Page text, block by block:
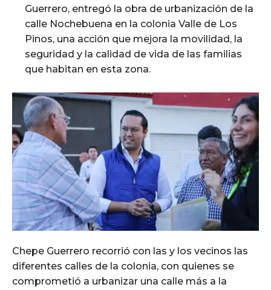
Guerrero, entregó la obra de urbanización de la
calle Nochebuena en la colonia Valle de Los
Pinos, una acción que mejora la movilidad, la
seguridad y la calidad de vida de las familias
que habitan en esta zona.
Chepe Guerrero recorrió con las y los vecinos las
diferentes calles de la colonia, con quienes se
comprometió a urbanizar una calle más a la